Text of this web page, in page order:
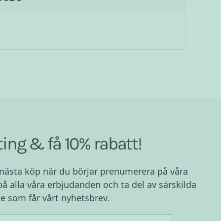
& få 10% rabatt!
köp när du börjar prenumerera på våra
alla våra erbjudanden och ta del av särskilda
som får vårt nyhetsbrev.